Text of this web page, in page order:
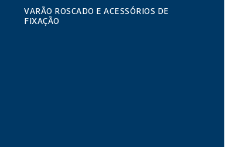
VARÃO ROSCADO E ACESSÓRIOS DE
FIXAÇÃO